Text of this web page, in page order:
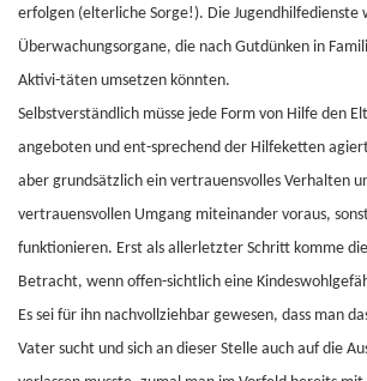
erfolgen (elterliche Sorge!). Die Jugendhilfedienste
Überwachungsorgane, die nach Gutdünken in
Aktivi-täten umsetzen könnten.
Selbstverständlich müsse jede Form von Hilfe den
angeboten und ent-sprechend der Hilfeketten
aber grundsätzlich ein vertrauensvolles Verhalten
vertrauensvollen Umgang miteinander voraus,
funktionieren. Erst als allerletzter Schritt komme
Betracht, wenn offen-sichtlich eine
Es sei für ihn nachvollziehbar gewesen, dass man
Vater sucht und sich an dieser Stelle auch auf die